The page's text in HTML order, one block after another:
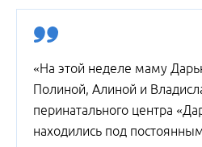
«На этой неделе маму
Полиной, Алиной и
перинатального центра
находились под